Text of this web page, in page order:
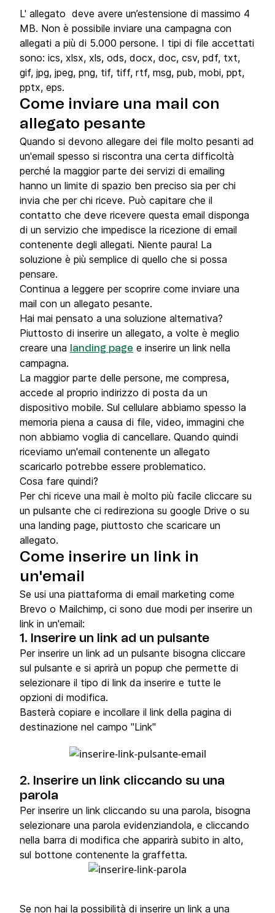
L' allegato deve avere un’estensione di massimo 4
MB. Non è possibile inviare una campagna con
allegati a più di 5.000 persone. I tipi di file accettati
sono: ics, xlsx, xls, ods, docx, doc, csv, pdf, txt,
gif, jpg, jpeg, png, tif, tiff, rtf, msg, pub, mobi, ppt,
pptx, eps.
Come inviare una mail con
allegato pesante
Quando si devono allegare dei file molto pesanti ad
un'email spesso si riscontra una certa difficoltà
perché la maggior parte dei servizi di emailing
hanno un limite di spazio ben preciso sia per chi
invia che per chi riceve. Può capitare che il
contatto che deve ricevere questa email disponga
di un servizio che impedisce la ricezione di email
contenente degli allegati. Niente paura! La
soluzione è più semplice di quello che si possa
pensare.
Continua a leggere per scoprire come inviare una
mail con un allegato pesante.
Hai mai pensato a una soluzione alternativa?
Piuttosto di inserire un allegato, a volte è meglio
creare una
landing page e inserire un link nella
campagna.
La maggior parte delle persone, me compresa,
accede al proprio indirizzo di posta da un
dispositivo mobile. Sul cellulare abbiamo spesso la
memoria piena a causa di file, video, immagini che
non abbiamo voglia di cancellare. Quando quindi
riceviamo un'email contenente un allegato
scaricarlo potrebbe essere problematico.
Cosa fare quindi?
Per chi riceve una mail è molto più facile cliccare su
un pulsante che ci redireziona su google Drive o su
una landing page, piuttosto che scaricare un
allegato.
Come inserire un link in
un'email
Se usi una piattaforma di email marketing come
Brevo o Mailchimp, ci sono due modi per inserire un
link in un'email:
1. Inserire un link ad un pulsante
Per inserire un link ad un pulsante bisogna cliccare
sul pulsante e si aprirà un popup che permette di
selezionare il tipo di link da inserire e tutte le
opzioni di modifica.
Basterà copiare e incollare il link della pagina di
destinazione nel campo "Link"​​
2. Inserire un link cliccando su una
parola
Per inserire un link cliccando su una parola, bisogna
selezionare una parola evidenziandola, e cliccando
nella barra di modifica che apparirà subito in alto,
sul bottone contenente la graffetta.​
Se non hai la possibilità di inserire un link a una